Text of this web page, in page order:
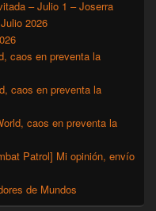
– Julio 1 – Joserra
2026
caos en preventa la
caos en preventa la
caos en preventa la
Patrol] Mi opinión, envío
de Mundos